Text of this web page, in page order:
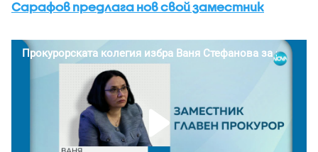
Сарафов предлага нов свой заместник